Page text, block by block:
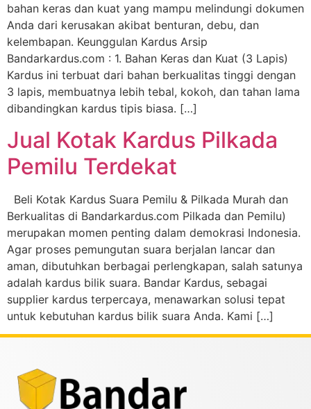
bahan keras dan kuat yang mampu melindungi dokumen
Anda dari kerusakan akibat benturan, debu, dan
kelembapan. Keunggulan Kardus Arsip
Bandarkardus.com : 1. Bahan Keras dan Kuat (3 Lapis)
Kardus ini terbuat dari bahan berkualitas tinggi dengan
3 lapis, membuatnya lebih tebal, kokoh, dan tahan lama
dibandingkan kardus tipis biasa. […]
Jual Kotak Kardus Pilkada
Pemilu Terdekat
Beli Kotak Kardus Suara Pemilu & Pilkada Murah dan
Berkualitas di Bandarkardus.com Pilkada dan Pemilu)
merupakan momen penting dalam demokrasi Indonesia.
Agar proses pemungutan suara berjalan lancar dan
aman, dibutuhkan berbagai perlengkapan, salah satunya
adalah kardus bilik suara. Bandar Kardus, sebagai
supplier kardus terpercaya, menawarkan solusi tepat
untuk kebutuhan kardus bilik suara Anda. Kami […]